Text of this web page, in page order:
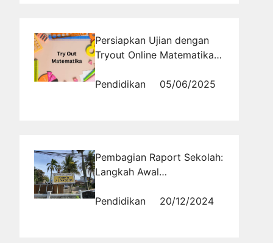
Persiapkan Ujian dengan
Tryout Online Matematika
Pendidikan
05/06/2025
Pembagian Raport Sekolah:
Langkah Awal
Akademik
Pendidikan 20/12/2024